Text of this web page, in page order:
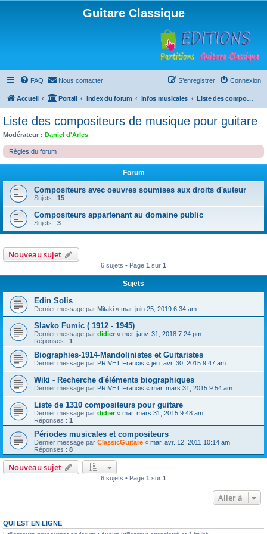
Guitare Classique
FAQ Nous contacter Connexion
S’enregistrer
Accueil Portail Index du forum Infos musicales Liste des compositeurs de musique pour guitare
Liste des compositeurs de musique pour guitare
Modérateur : Daniel d'Arles
Règles du forum
Forum
Compositeurs avec oeuvres soumises aux droits d'auteur
Sujets : 15
Compositeurs appartenant au domaine public
Sujets : 3
Nouveau sujet
6 sujets • Page 1 sur 1
Sujets
Edin Solis
Dernier message par Mitaki « mar. juin 25, 2019 6:34 am
Slavko Fumic ( 1912 - 1945)
Dernier message par didier« mer. janv. 31, 2018 7:24 pm
Réponses : 1
Biographies-1914-Mandolinistes et Guitaristes
Dernier message par PRIVET Francis « jeu. avr. 30, 2015 9:47 am
Wiki - Recherche d'éléments biographiques
Dernier message par PRIVET Francis « mar. mars 31, 2015 9:54 am
Liste de 1310 compositeurs pour guitare
Dernier message par didier« mar. mars 31, 2015 9:48 am
Réponses : 1
Périodes musicales et compositeurs
Dernier message par ClassicGuitare « mar. avr. 12, 2011 10:14 am
Réponses : 8
Nouveau sujet
6 sujets • Page 1 sur 1
Aller à
QUI EST EN LIGNE